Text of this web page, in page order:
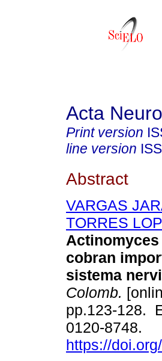
Acta
Print version
line version
Abstract
VARGAS
TORRES
cobran
sistema
Colomb.
pp.123-128.
0120-8748.
https://